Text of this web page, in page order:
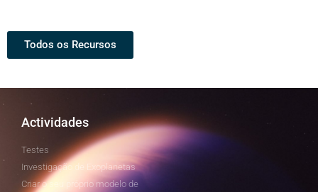
Todos os Recursos
Actividades
Testes
Investigação de Exoplanetas
Criar o seu próprio modelo de